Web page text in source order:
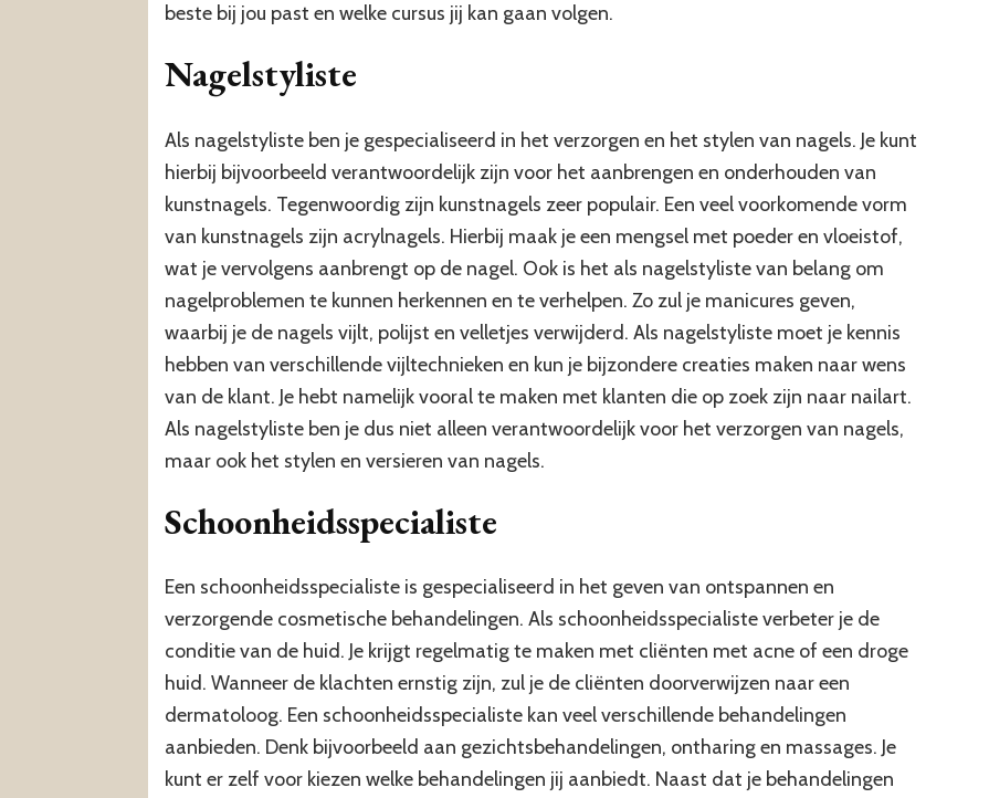
beste bij jou past en welke cursus jij kan gaan volgen.
Nagelstyliste
Als nagelstyliste ben je gespecialiseerd in het verzorgen en het stylen van nagels. Je kunt
hierbij bijvoorbeeld verantwoordelijk zijn voor het aanbrengen en onderhouden van
kunstnagels. Tegenwoordig zijn kunstnagels zeer populair. Een veel voorkomende vorm
van kunstnagels zijn acrylnagels. Hierbij maak je een mengsel met poeder en vloeistof,
wat je vervolgens aanbrengt op de nagel. Ook is het als nagelstyliste van belang om
nagelproblemen te kunnen herkennen en te verhelpen. Zo zul je manicures geven,
waarbij je de nagels vijlt, polijst en velletjes verwijderd. Als nagelstyliste moet je kennis
hebben van verschillende vijltechnieken en kun je bijzondere creaties maken naar wens
van de klant. Je hebt namelijk vooral te maken met klanten die op zoek zijn naar nailart.
Als nagelstyliste ben je dus niet alleen verantwoordelijk voor het verzorgen van nagels,
maar ook het stylen en versieren van nagels.
Schoonheidsspecialiste
Een schoonheidsspecialiste is gespecialiseerd in het geven van ontspannen en
verzorgende cosmetische behandelingen. Als schoonheidsspecialiste verbeter je de
conditie van de huid. Je krijgt regelmatig te maken met cliënten met acne of een droge
huid. Wanneer de klachten ernstig zijn, zul je de cliënten doorverwijzen naar een
dermatoloog. Een schoonheidsspecialiste kan veel verschillende behandelingen
aanbieden. Denk bijvoorbeeld aan gezichtsbehandelingen, ontharing en massages. Je
kunt er zelf voor kiezen welke behandelingen jij aanbiedt. Naast dat je behandelingen